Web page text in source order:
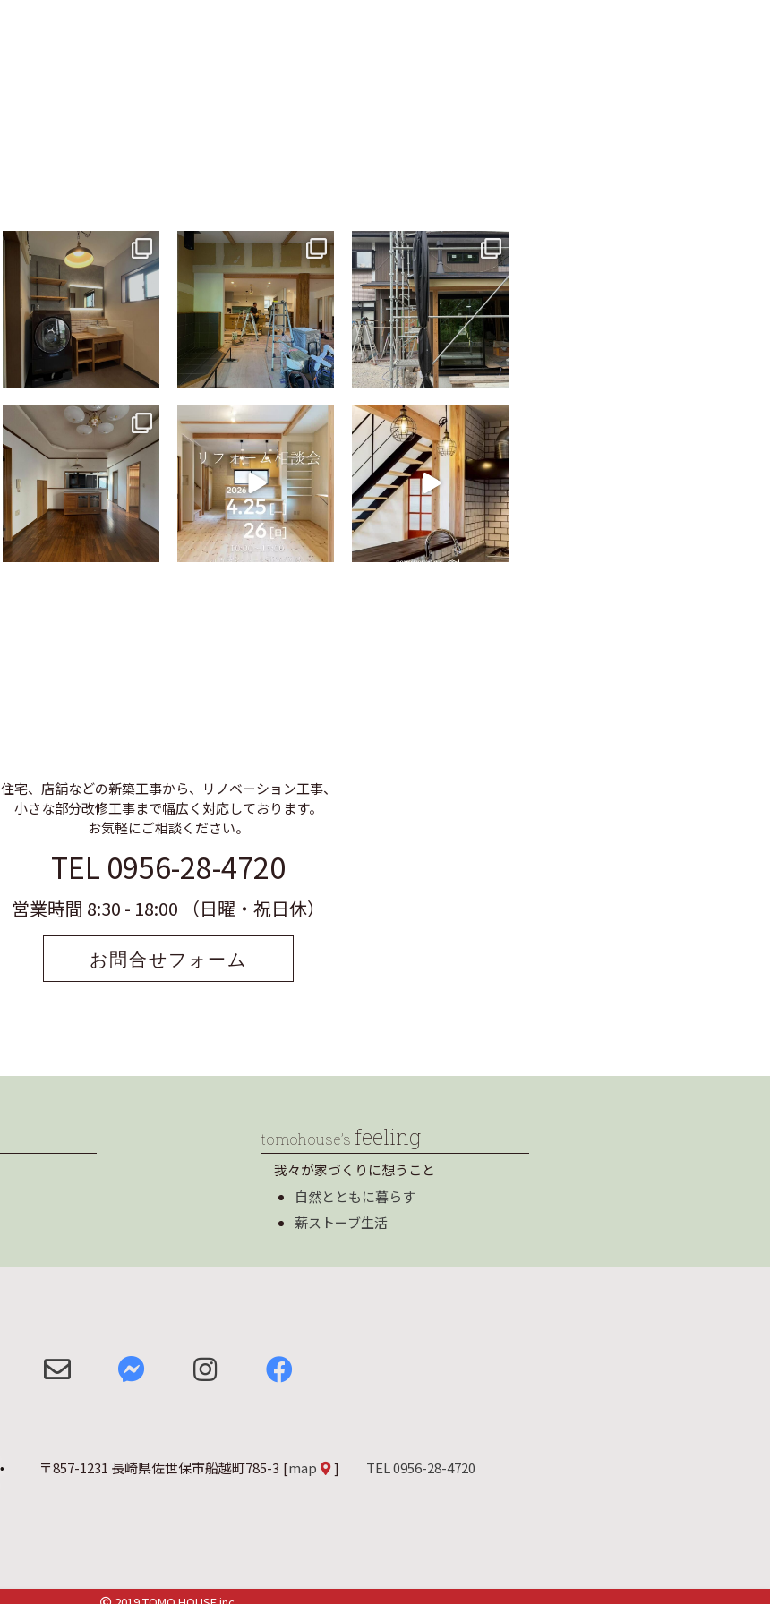
tomohouseinc
7月 13
tomohouseinc
tomohouseinc
6月 3
tomohouseinc
4月 9
tomohouseinc
4月 2
tomohouseinc
2月 28
住宅、店舗などの新築工事から、リノベーション工事、
小さな部分改修工事まで幅広く対応しております。
お気軽にご相談ください。
TEL 0956-28-4720
営業時間 8:30 - 18:00 （日曜・祝日休）
お問合せフォーム
tomohouse’s feeling
我々が家づくりに想うこと
自然とともに暮らす
薪ストーブ生活
〒857-1231 長崎県佐世保市船越町785-3 [map ] TEL 0956-28-4720